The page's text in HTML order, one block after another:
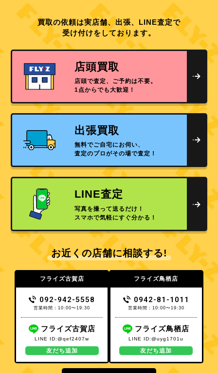
買取の依頼は実店舗、出張、LINE査定で
受け付けをしております。
店頭買取
店頭で査定、ご予約は不要。
1点からでも大歓迎！
出張買取
無料でご自宅にお伺い、
査定のプロがその場で査定！
LINE査定
写真を撮って送るだけ！
スマホで気軽にすぐ分かる！
お近くの店舗に相談する!
フライズ古賀店
092-942-5558
営業時間：10:00〜19:30
フライズ古賀店
LINE ID:@qef2407w
友だち追加
フライズ鳥栖店
0942-81-1011
営業時間：10:00〜19:30
フライズ鳥栖店
LINE ID:@uyg1701u
友だち追加